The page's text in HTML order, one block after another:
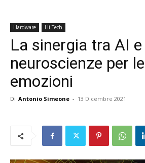
Hardware Hi-Tech
La sinergia tra AI e
neuroscienze per
emozioni
Di Antonio Simeone - 13 Dicembre 2021